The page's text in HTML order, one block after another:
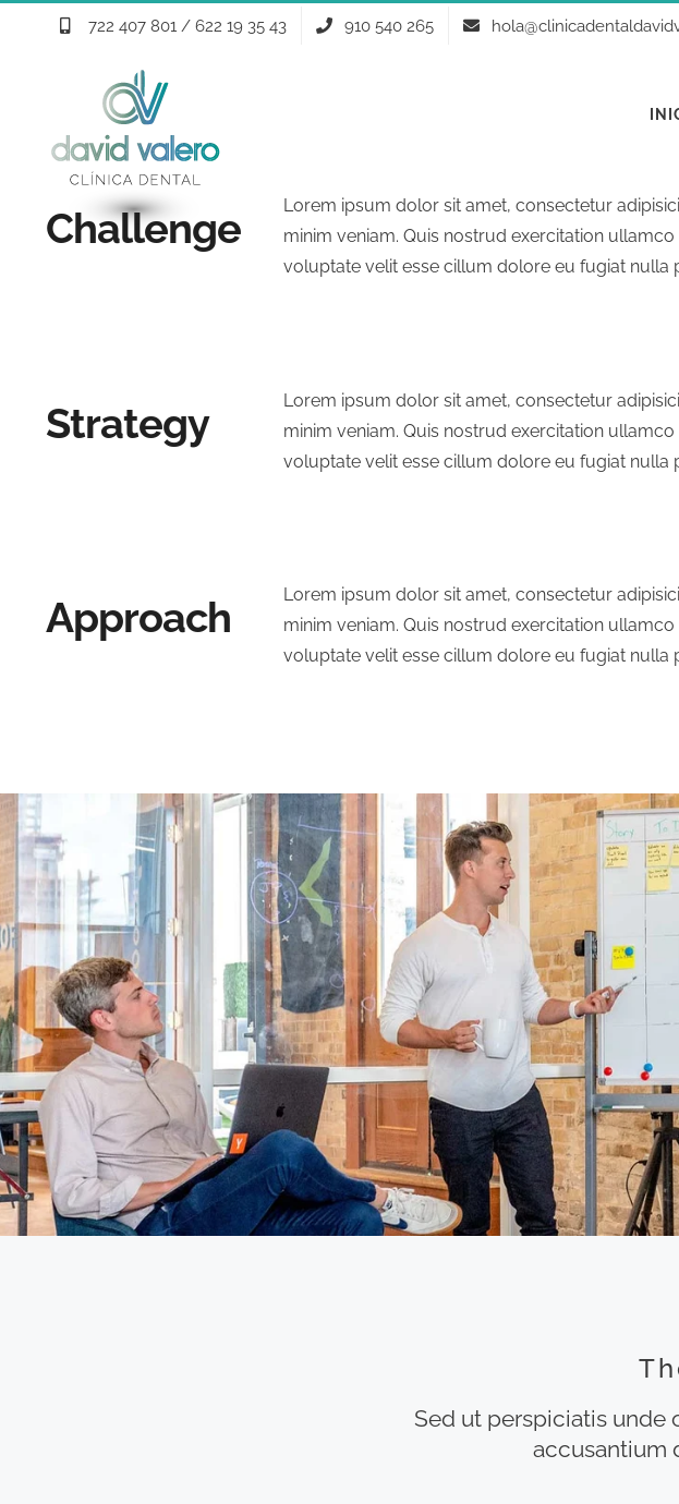
722 407 801 / 622 19 35 43 910 540 265
Challenge
Lorem ipsum dolor sit amet, consectetur
minim veniam. Quis nostrud exercitation
voluptate velit esse cillum dolore eu fugiat nulla
Strategy
Lorem ipsum dolor sit amet, consectetur
minim veniam. Quis nostrud exercitation
voluptate velit esse cillum dolore eu fugiat nulla
Approach
Lorem ipsum dolor sit amet, consectetur
minim veniam. Quis nostrud exercitation
voluptate velit esse cillum dolore eu fugiat nulla
Sed ut perspiciatis unde
accusantium